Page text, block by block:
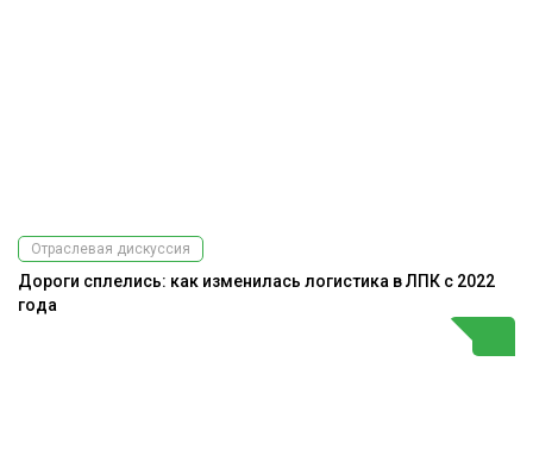
Отраслевая дискуссия
Дороги сплелись: как изменилась логистика в ЛПК с 2022
года